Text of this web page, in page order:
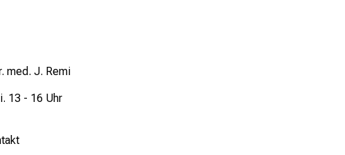
med. J. Remi
13 - 16 Uhr